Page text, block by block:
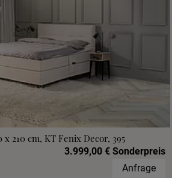
x 210 cm, KT Fenix Decor, 395
3.999,00 € Sonderpreis
Anfrage